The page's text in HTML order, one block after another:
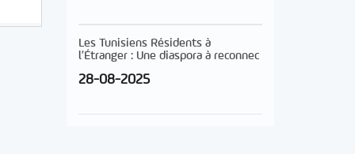
Les Tunisiens Résidents à
l’Étranger : Une diaspora à reconnec
28-08-2025